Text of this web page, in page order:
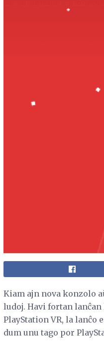
Kiam ajn nova konzolo
ludoj. Havi fortan lanĉan
PlayStation VR, la lanĉo
dum unu tago por